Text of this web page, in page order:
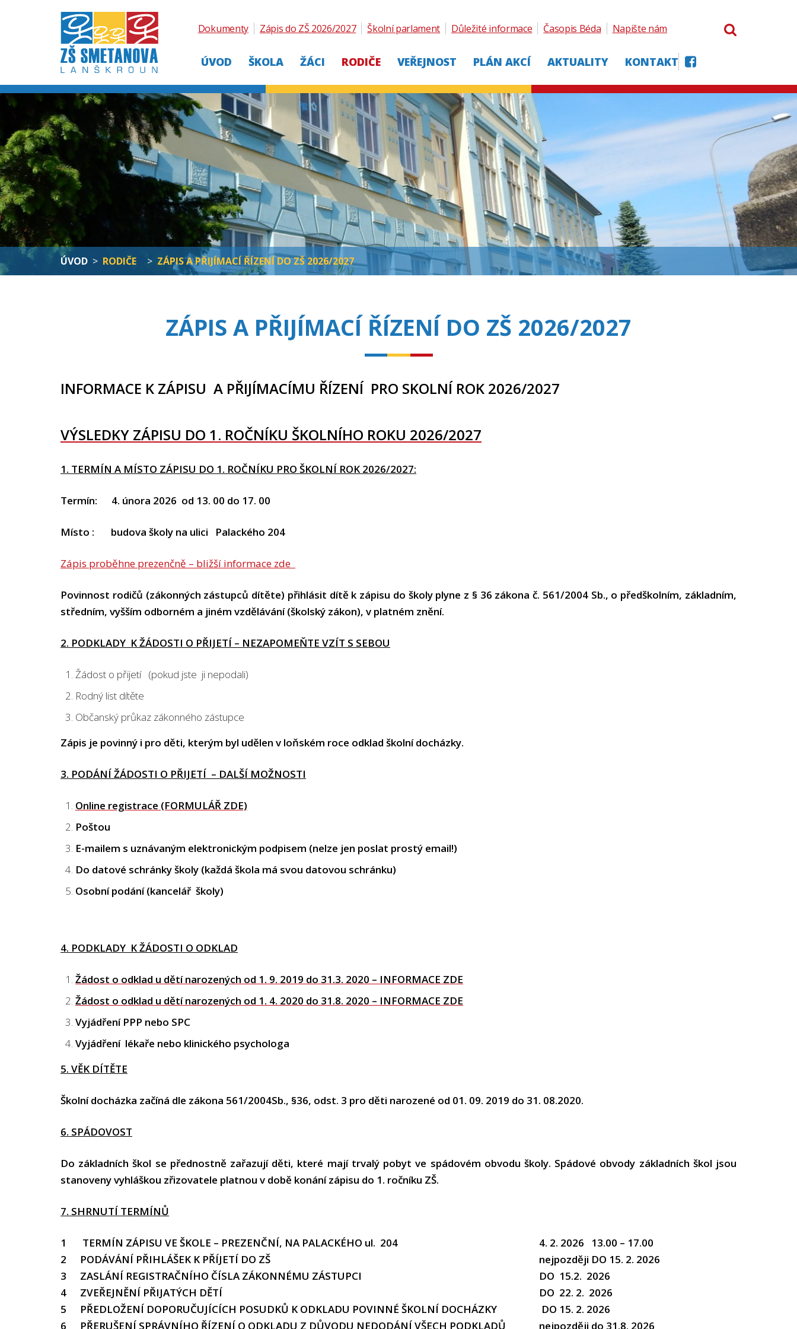
ÚVOD ŠKOLA ŽÁCI RODIČE VEŘEJNOST PLÁN AKCÍ AKTUALITY KONTAKT
Dokumenty Zápis do ZŠ 2026/2027 Školní parlament Důležité informace Časopis Béda Napište nám
ÚVOD > RODIČE > ZÁPIS A PŘIJÍMACÍ ŘÍZENÍ DO ZŠ 2026/2027
ZÁPIS A PŘIJÍMACÍ ŘÍZENÍ DO ZŠ 2026/2027
INFORMACE K ZÁPISU A PŘIJÍMACÍMU ŘÍZENÍ PRO SKOLNÍ ROK 2026/2027
VÝSLEDKY ZÁPISU DO 1. ROČNÍKU ŠKOLNÍHO ROKU 2026/2027
1. TERMÍN A MÍSTO ZÁPISU DO 1. ROČNÍKU PRO ŠKOLNÍ ROK 2026/2027:
Termín: 4. února 2026 od 13. 00 do 17. 00
Místo : budova školy na ulici Palackého 204
Zápis proběhne prezenčně – bližší informace zde
Povinnost rodičů (zákonných zástupců dítěte) přihlásit dítě k zápisu do školy plyne z § 36 zákona č. 561/2004 Sb., o předškolním, základním,
středním, vyšším odborném a jiném vzdělávání (školský zákon), v platném znění.
2. PODKLADY K ŽÁDOSTI O PŘIJETÍ – NEZAPOMEŇTE VZÍT S SEBOU
Žádost o přijetí (pokud jste ji nepodali)
Rodný list dítěte
Občanský průkaz zákonného zástupce
Zápis je povinný i pro děti, kterým byl udělen v loňském roce odklad školní docházky.
3. PODÁNÍ ŽÁDOSTI O PŘIJETÍ – DALŠÍ MOŽNOSTI
Online registrace (FORMULÁŘ ZDE)
Poštou
E-mailem s uznávaným elektronickým podpisem (nelze jen poslat prostý email!)
Do datové schránky školy (každá škola má svou datovou schránku)
Osobní podání (kancelář školy)
4. PODKLADY K ŽÁDOSTI O ODKLAD
Žádost o odklad u dětí narozených od 1. 9. 2019 do 31.3. 2020 – INFORMACE ZDE
Žádost o odklad u dětí narozených od 1. 4. 2020 do 31.8. 2020 – INFORMACE ZDE
Vyjádření PPP nebo SPC
Vyjádření lékaře nebo klinického psychologa
5. VĚK DÍTĚTE
Školní docházka začíná dle zákona 561/2004Sb., §36, odst. 3 pro děti narozené od 01. 09. 2019 do 31. 08.2020.
6. SPÁDOVOST
Do základních škol se přednostně zařazují děti, které mají trvalý pobyt ve spádovém obvodu školy. Spádové obvody základních škol jsou
stanoveny vyhláškou zřizovatele platnou v době konání zápisu do 1. ročníku ZŠ.
7. SHRNUTÍ TERMÍNŮ
1 TERMÍN ZÁPISU VE ŠKOLE – PREZENČNÍ, NA PALACKÉHO ul. 204
4. 2. 2026 13.00 – 17.00
2
PODÁVÁNÍ PŘIHLÁŠEK K PŘÍJETÍ DO ZŠ
nejpozději DO 15. 2. 2026
3
ZASLÁNÍ REGISTRAČNÍHO ČÍSLA ZÁKONNÉMU ZÁSTUPCI
DO 15.2. 2026
4
ZVEŘEJNĚNÍ PŘIJATÝCH DĚTÍ
DO 22. 2. 2026
5
PŘEDLOŽENÍ DOPORUČUJÍCÍCH POSUDKŮ K ODKLADU POVINNÉ ŠKOLNÍ DOCHÁZKY
DO 15. 2. 2026
6
PŘERUŠENÍ SPRÁVNÍHO ŘÍZENÍ O ODKLADU Z DŮVODU NEDODÁNÍ VŠECH PODKLADŮ nejpozději do 31.8. 2026